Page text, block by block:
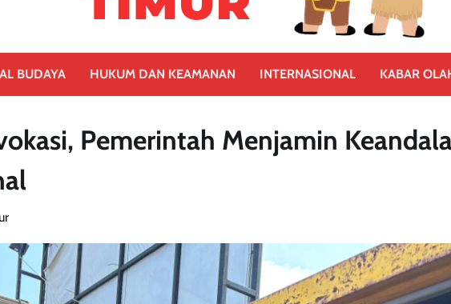
BUDAYA HUKUM DAN KEAMANAN INTERNASIONAL KABAR
Pemerintah Menjamin